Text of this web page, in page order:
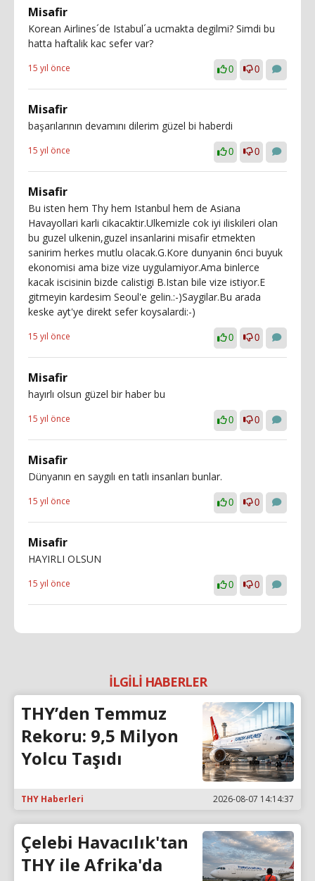
Misafir
Korean Airlines´de Istabul´a ucmakta degilmi? Simdi bu
hatta haftalik kac sefer var?
15 yıl önce 0 0
Misafir
başarılarının devamını dilerim güzel bi haberdi
15 yıl önce 0 0
Misafir
Bu isten hem Thy hem Istanbul hem de Asiana
Havayollari karli cikacaktir.Ulkemizle cok iyi iliskileri olan
bu guzel ulkenin,guzel insanlarini misafir etmekten
sanirim herkes mutlu olacak.G.Kore dunyanin 6nci buyuk
ekonomisi ama bize vize uygulamiyor.Ama binlerce
kacak iscisinin bizde calistigi B.Istan bile vize istiyor.E
gitmeyin kardesim Seoul'e gelin.:-)Saygilar.Bu arada
keske ayt'ye direkt sefer koysalardi:-)
15 yıl önce 0 0
Misafir
hayırlı olsun güzel bir haber bu
15 yıl önce 0 0
Misafir
Dünyanın en saygılı en tatlı insanları bunlar.
15 yıl önce 0 0
Misafir
HAYIRLI OLSUN
15 yıl önce 0 0
İLGİLİ HABERLER
THY’den Temmuz
Rekoru: 9,5 Milyon
Yolcu Taşıdı
THY Haberleri 2026-08-07 14:14:37
Çelebi Havacılık'tan
THY ile Afrika'da